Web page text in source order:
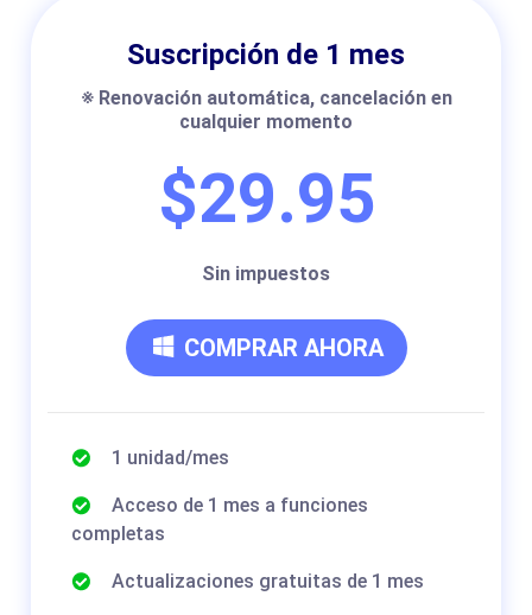
Suscripción de 1 mes
※ Renovación automática, cancelación en
cualquier momento
$29.95
Sin impuestos
COMPRAR AHORA
1 unidad/mes
Acceso de 1 mes a funciones
completas
Actualizaciones gratuitas de 1 mes